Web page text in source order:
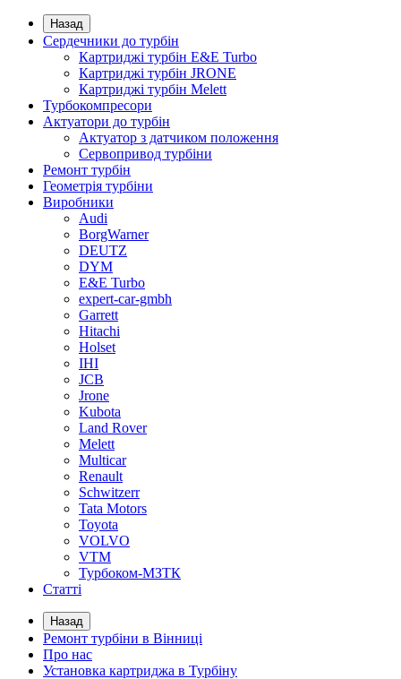
Назад
Сердечники до турбін
Картриджі турбін E&E Turbo
Картриджі турбін JRONE
Картриджі турбін Melett
Турбокомпресори
Актуатори до турбін
Актуатор з датчиком положення
Сервопривод турбіни
Ремонт турбін
Геометрія турбіни
Виробники
Audi
BorgWarner
DEUTZ
DYM
E&E Turbo
expert-car-gmbh
Garrett
Hitachi
Holset
IHI
JCB
Jrone
Kubota
Land Rover
Melett
Multicar
Renault
Schwitzerr
Tata Motors
Toyota
VOLVO
VTM
Турбоком-МЗТК
Статті
Назад
Ремонт турбіни в Вінниці
Про нас
Установка картриджа в Турбіну